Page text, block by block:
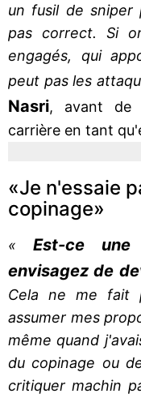
un fusil de sniper
pas correct. Si
engagés, qui
peut pas les
Nasri, avant de
carrière en tant
«Je n'essaie
copinage»
«Est-ce
envisagez de
Cela ne me fait
assumer mes
même quand
du copinage ou
critiquer machin